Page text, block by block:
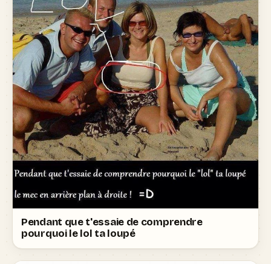
Pendant que t'essaie de comprendre
pourquoi le lol ta loupé